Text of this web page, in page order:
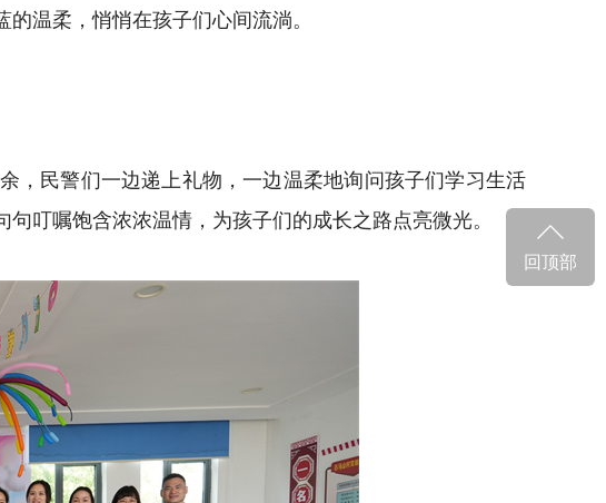
温柔，悄悄在孩子们心间流淌。
民警们一边递上礼物，一边温柔地询问孩子们学习生活
叮嘱饱含浓浓温情，为孩子们的成长之路点亮微光。
回顶部